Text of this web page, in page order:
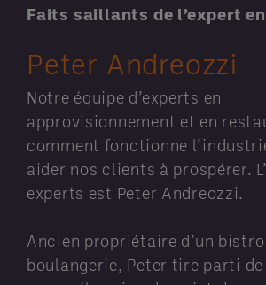
Faits saillants de l’expert
Peter Andreozzi
Notre équipe d’experts en
approvisionnement et en
comment fonctionne
aider nos clients à prospérer.
experts est Peter Andreozzi.
Ancien propriétaire d’un bistro
boulangerie, Peter tire parti de